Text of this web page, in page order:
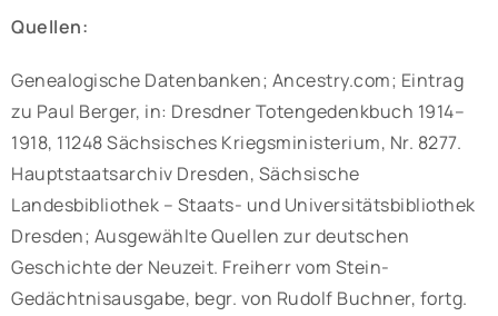
Quellen:
Genealogische Datenbanken; Ancestry.com; Eintrag
zu Paul Berger, in: Dresdner Totengedenkbuch 1914–
1918, 11248 Sächsisches Kriegsministerium, Nr. 8277.
Hauptstaatsarchiv Dresden, Sächsische
Landesbibliothek – Staats- und Universitätsbibliothek
Dresden; Ausgewählte Quellen zur deutschen
Geschichte der Neuzeit. Freiherr vom Stein-
Gedächtnisausgabe, begr. von Rudolf Buchner, fortg.